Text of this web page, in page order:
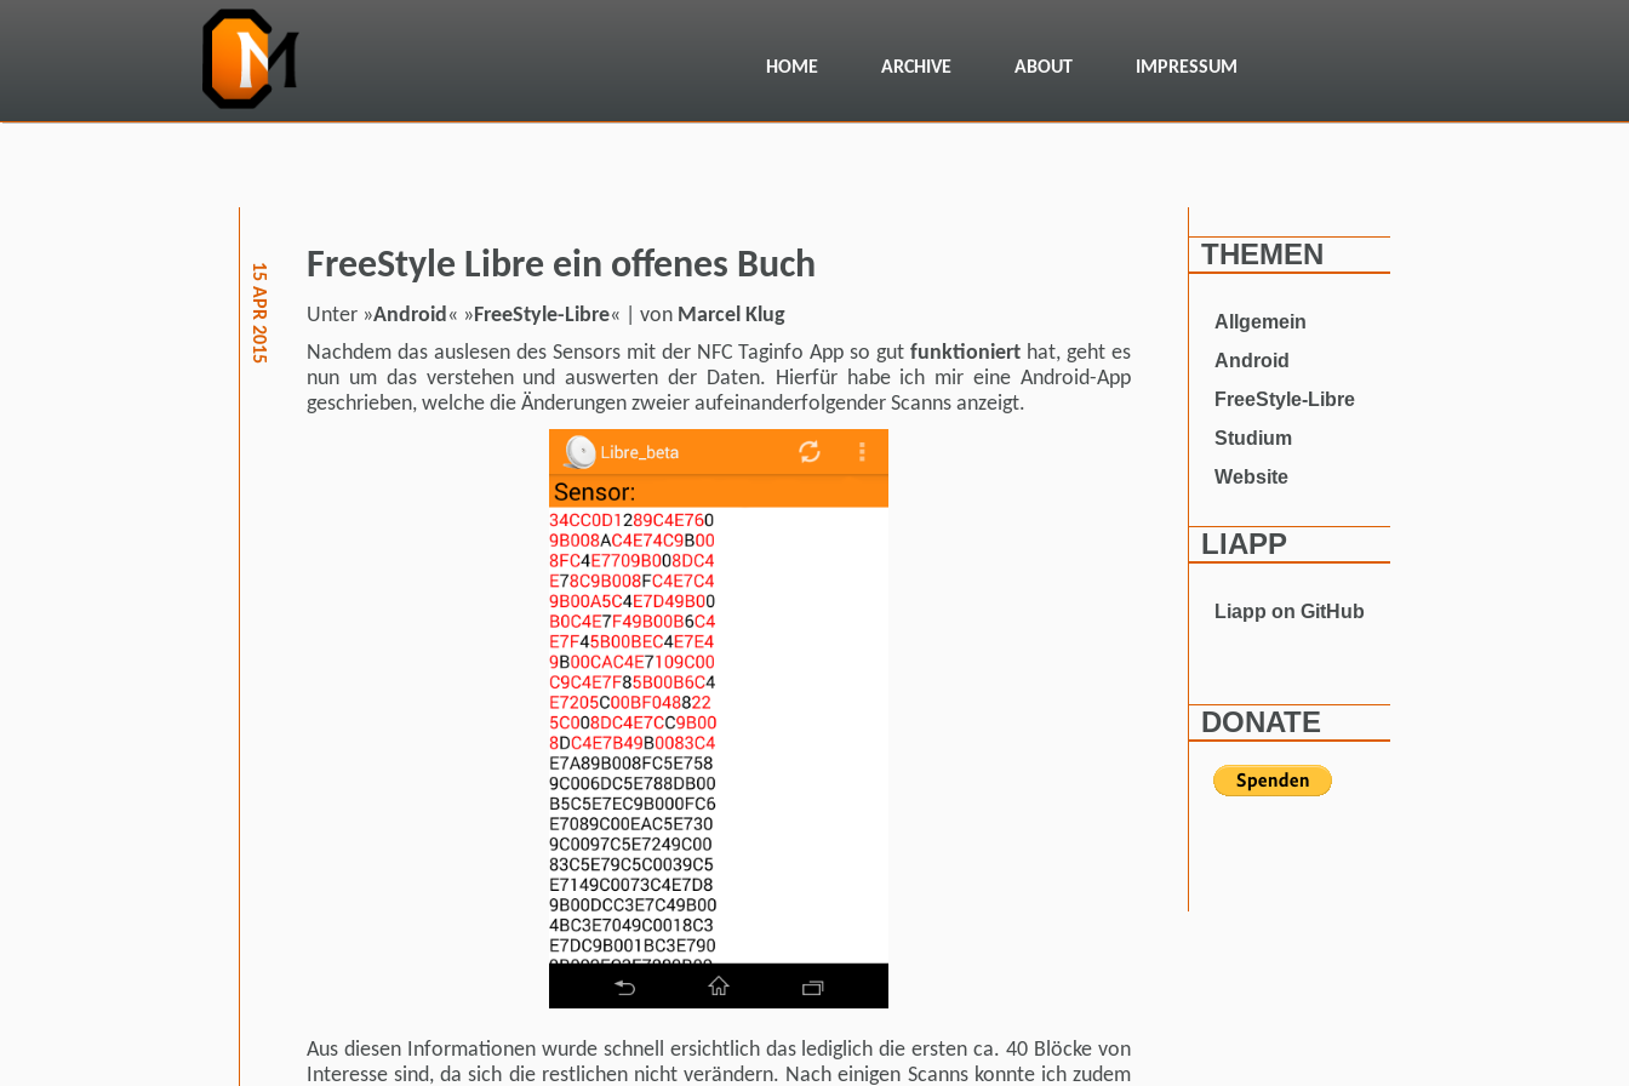
IMPRESSUM
ABOUT
ARCHIVE
HOME
THEMEN
Allgemein
Android
FreeStyle-Libre
Studium
Website
LIAPP
Liapp on GitHub
DONATE
15 APR 2015 FreeStyle Libre ein offenes Buch
Unter »Android « » FreeStyle-Libre« | von Marcel Klug
Nachdem das auslesen des Sensors mit der NFC Taginfo App so gutfunktioniert hat, geht es
nun um das verstehen und auswerten der Daten. Hierfür habe ich mir eine Android-App
geschrieben, welche die Änderungen zweier aufeinanderfolgender Scanns anzeigt.
Aus diesen Informationen wurde schnell ersichtlich das lediglich die ersten ca. 40 Blöcke von
Interesse sind, da sich die restlichen nicht verändern. Nach einigen Scanns konnte ich zudem